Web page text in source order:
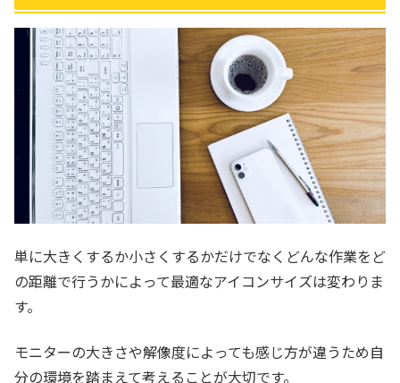
単に大きくするか小さくするかだけでなくどんな作業をど
の距離で行うかによって最適なアイコンサイズは変わりま
す。
モニターの大きさや解像度によっても感じ方が違うため自
分の環境を踏まえて考えることが大切です。